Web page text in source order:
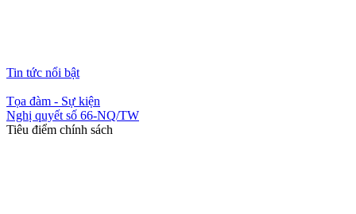
Tin tức nổi bật
Tọa đàm - Sự kiện
Nghị quyết số 66-NQ/TW
Tiêu điểm chính sách